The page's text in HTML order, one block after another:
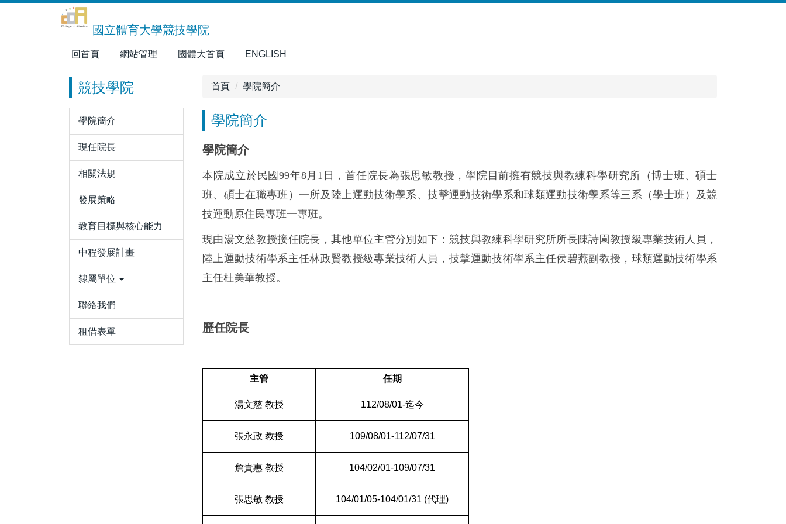
國立體育大學競技學院
回首頁 網站管理 國體大首頁 ENGLISH
競技學院
學院簡介
現任院長
相關法規
發展策略
教育目標與核心能力
中程發展計畫
隸屬單位
聯絡我們
租借表單
首頁 學院簡介
學院簡介
學院簡介
本院成立於民國99年8月1日，首任院長為張思敏教授，學院 目前擁有競技與教練科學研究所（博士班、碩士
班、碩士在職專班）一所及 陸上運動技術學系、技擊運動技術學系和球類運動技術學系等三系（學士班）及競
技運動原住民專班一專班。
現由湯文慈教授接任院長，其他單位主管分別如下：競技與教練科學研究所所長陳詩園教授級專業技術人員，
陸上運動技術學系主任林政賢教授級專業技術人員， 技擊運動技術學系主任侯碧燕副教授，球類運動技術學系
主任杜美華教授。
歷任院長
主管 任期
湯文慈 教授 112/08/01-迄今
張永政 教授 109/08/01-112/07/31
詹貴惠 教授 104/02/01-109/07/31
張思敏 教授 104/01/05-104/01/31 (代理)